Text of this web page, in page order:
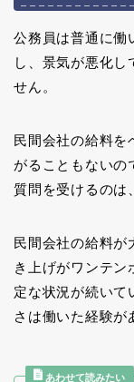
公務員は普通に働
し、景気が悪化し
せん。
民間会社の給料を
がることもないの
質問を受けるのは
民間会社の給料が
き上げがワンテン
定な状況が続いて
さは働いた経験が